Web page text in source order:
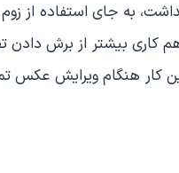
به جای استفاده از
بیشتر از برش دادن
کار هنگام ویرایش عکس